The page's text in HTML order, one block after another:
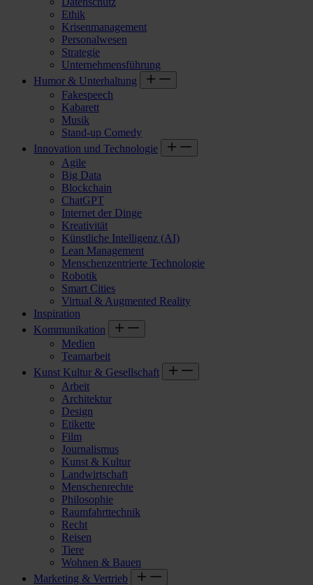
Ethik
Krisenmanagement
Personalwesen
Strategie
Unternehmensführung
Humor & Unterhaltung
Fakespeech
Kabarett
Musik
Stand-up Comedy
Innovation und Technologie
Agile
Big Data
Blockchain
ChatGPT
Internet der Dinge
Kreativität
Künstliche Intelligenz (AI)
Lean Management
Menschenzentrierte Technologie
Robotik
Smart Cities
Virtual & Augmented Reality
Inspiration
Kommunikation
Medien
Teamarbeit
Kunst Kultur & Gesellschaft
Arbeit
Architektur
Design
Etikette
Film
Journalismus
Kunst & Kultur
Landwirtschaft
Menschenrechte
Philosophie
Raumfahrttechnik
Recht
Reisen
Tiere
Wohnen & Bauen
Marketing & Vertrieb